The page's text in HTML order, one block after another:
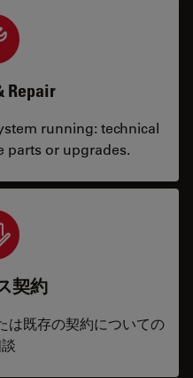
Repair
running: technical
parts or upgrades.
契約
は既存の契約についての